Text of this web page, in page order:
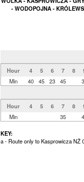
- WODOPOJNA -
Hour
4 5 6 7 8
Min
40 45 23 45
Hour
4 5 6 7 8
Min
35
KEY:
a - Route only to Kasprowicza NŻ